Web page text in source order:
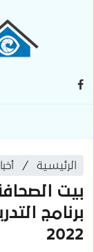
الرئيسية
بيت
برنامج
2022